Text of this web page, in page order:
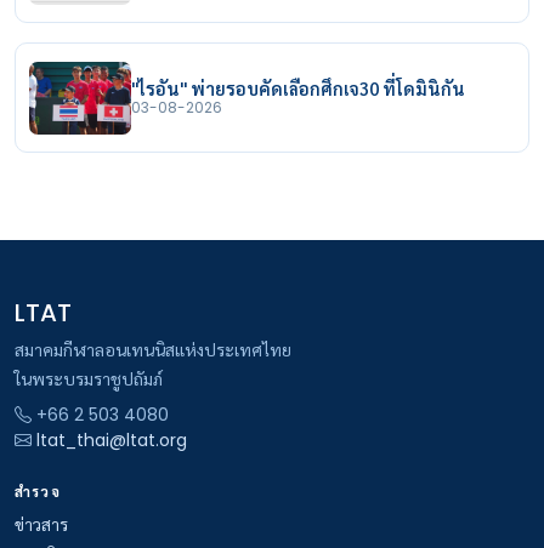
"ไรอัน" พ่ายรอบคัดเลือกศึกเจ30 ที่โดมินิกัน
03-08-2026
LTAT
สมาคมกีฬาลอนเทนนิสแห่งประเทศไทย
ในพระบรมราชูปถัมภ์
+66 2 503 4080
ltat_thai@ltat.org
สำรวจ
ข่าวสาร